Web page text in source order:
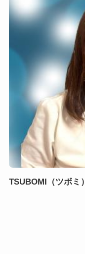
TSUBOMI（ツボミ）